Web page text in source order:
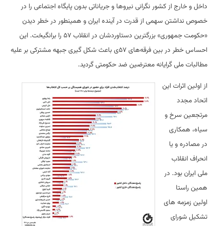
داخل و خارج از کشور نگرانی نیروها و جریاناتی بدون پایگاه اجتماعی را در
خصوص نداشتن سهمی از قدرت در آینده ایران و همینطور در خطر دیدن
«حکومت جمهوری» بزرگترین دستاوردشان در انقلاب ۵۷ را برانگیخت. این
احساس خطر در بین فرقه‌های ۵۷ی باعث شکل گیری جبهه مشترکی بر علیه
مطالبات ملی گرایانه معترضین ضد حکومتی گردید.
از اولین اثرات این
اتحاد مجدد
مرتجعین سرخ و
سیاه، همکاری
در مصادره و یا
انحراف انقلاب
ملی ایران بود. در
همین راستا
اولین زمزمه های
تشکیل شورای